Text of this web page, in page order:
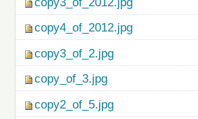
copy4_of_2012.jpg
copy3_of_2.jpg
copy_of_3.jpg
copy2_of_5.jpg